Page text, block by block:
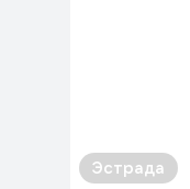
Эстрада